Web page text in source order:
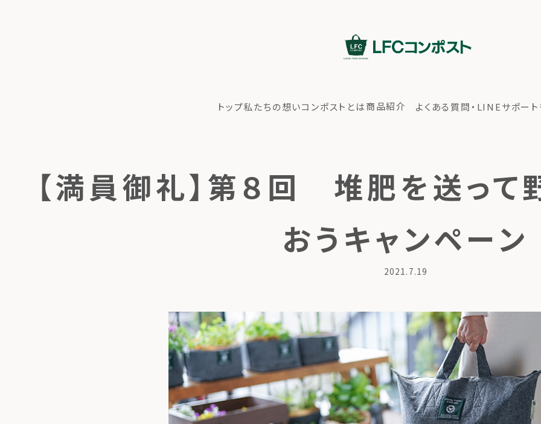
トップ私たちの想いコンポストとは商品紹介 よくある質問・LINEサポート
【満員御礼】第８回 堆肥を送って
おうキャンペーン
2021.7.19
トップ私たちの想い コンポストとは よくある質問・LINEサポート